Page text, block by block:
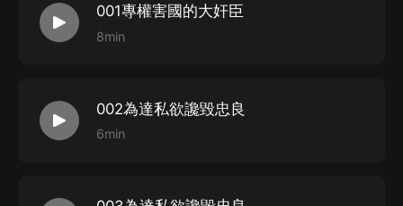
001專權害國的大奸臣
8min
002為達私欲讒毀忠良
6min